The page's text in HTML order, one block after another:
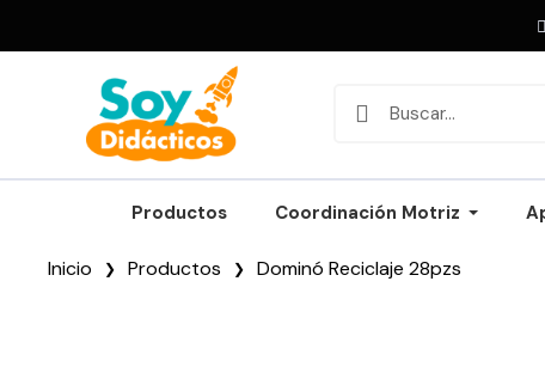
Productos Coordinación Motriz
Inicio Productos Dominó Reciclaje 28pzs